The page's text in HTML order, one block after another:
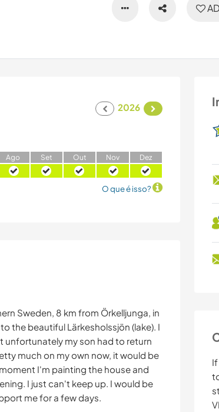
2026
Ago Set Out Nov Dez
O que é isso?
Sweden, 8 km from Örkelljunga, in
the beautiful Lärkesholssjön (lake). I
unfortunately my son had to return
much on my own now, it would be
I'm painting the house and
I just can't keep up. I would be
me for a few days.